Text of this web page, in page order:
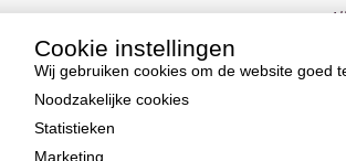
Cookie instellingen
Wij gebruiken cookies om de website goed
Noodzakelijke cookies
Statistieken
Marketing